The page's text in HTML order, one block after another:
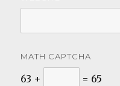
MATH CAPTCHA
63 + = 65